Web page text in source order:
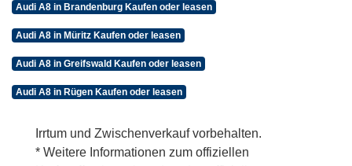
Audi A8 in Brandenburg Kaufen oder leasen
Audi A8 in Müritz Kaufen oder leasen
Audi A8 in Greifswald Kaufen oder leasen
Audi A8 in Rügen Kaufen oder leasen
Irrtum und Zwischenverkauf vorbehalten.
* Weitere Informationen zum offiziellen